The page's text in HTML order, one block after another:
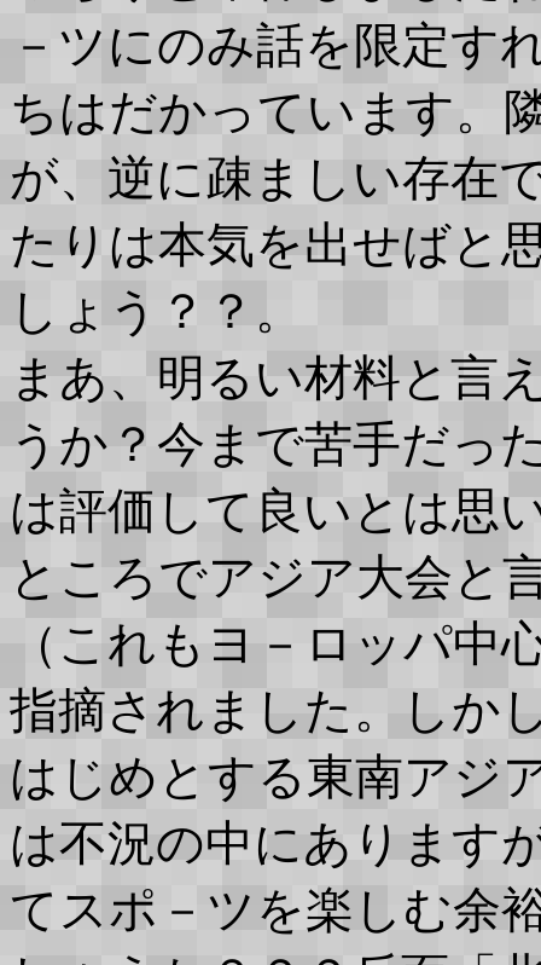
－ツにのみ話を限定す
ちはだかっています。
が、逆に疎ましい存在
たりは本気を出せばと
しょう？？。
まあ、明るい材料と言
うか？今まで苦手だっ
は評価して良いとは思
ところでアジア大会と
（これもヨ－ロッパ中
指摘されました。しか
はじめとする東南アジ
は不況の中にあります
てスポ－ツを楽しむ余